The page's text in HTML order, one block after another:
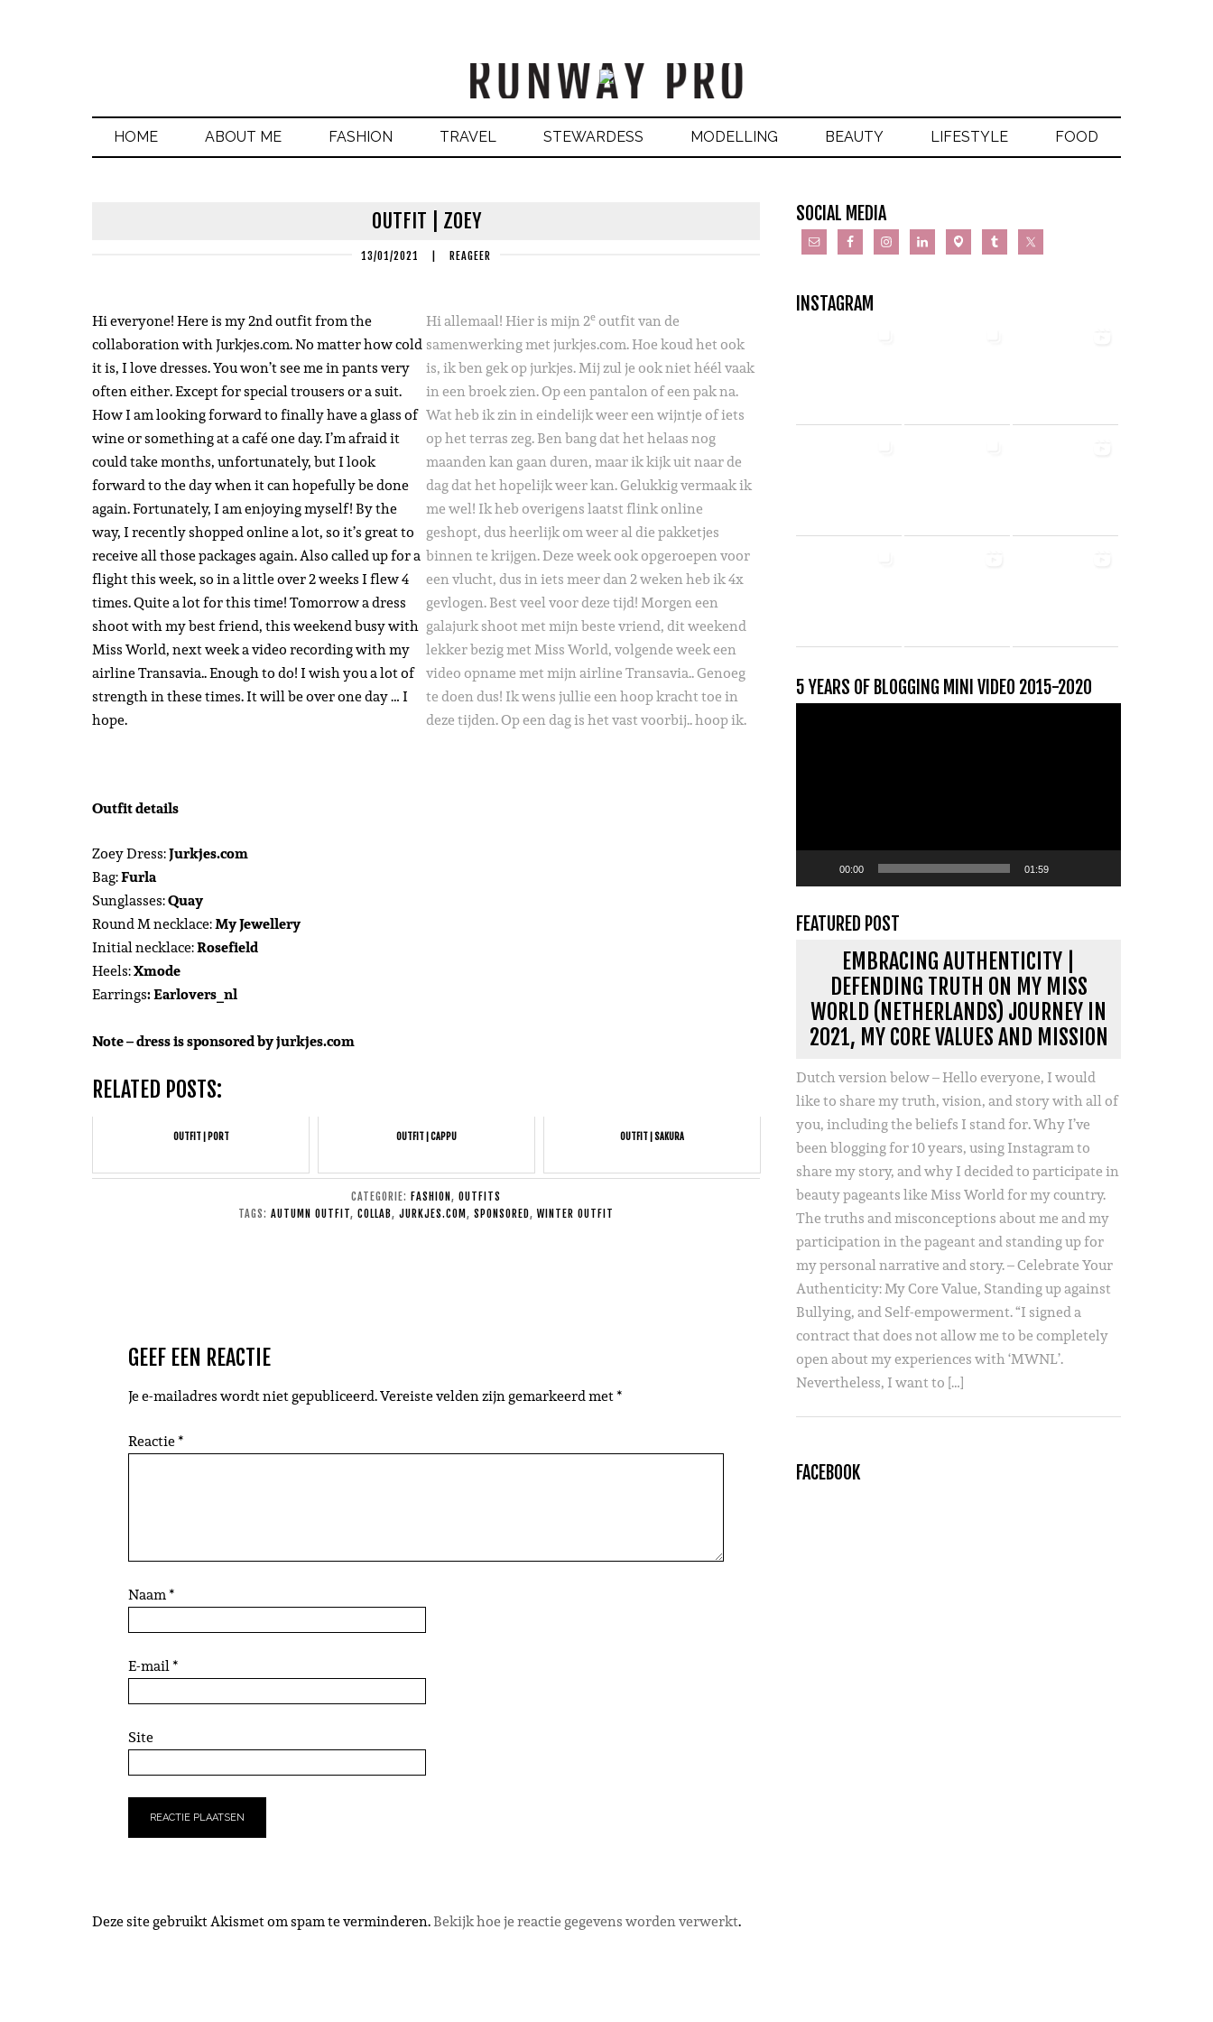
HOME ABOUT ME FASHION TRAVEL STEWARDESS MODELLING BEAUTY LIFESTYLE FOOD
OUTFIT | ZOEY
13/01/2021 REAGEER
Hi everyone!Here is my 2nd outfit from the
collaboration with Jurkjes.com.No matter how cold
it is, I love dresses.You won’t see me in pants very
often either.Except for special trousers or a suit.
How I am looking forward to finally have a glass of
wine or something at a café one day.I’m afraid it
could take months, unfortunately, but I look
forward to the day when it can hopefully be done
again.Fortunately, I am enjoying myself!By the
way, I recently shopped online a lot, so it’s great to
receive all those packages again.Also called up for a
flight this week, so in a little over 2 weeks I flew 4
times.Quite a lot for this time!Tomorrow a dress
shoot with my best friend, this weekend busy with
Miss World, next week a video recording with my
airline Transavia.. Enough to do!I wish you a lot of
strength in these times.It will be over one day … I
hope.
Hi allemaal! Hier is mijn 2e outfit van de
samenwerking met jurkjes.com. Hoe koud het ook
is, ik ben gek op jurkjes. Mij zul je ook niet héél vaak
in een broek zien. Op een pantalon of een pak na.
Wat heb ik zin in eindelijk weer een wijntje of iets
op het terras zeg. Ben bang dat het helaas nog
maanden kan gaan duren, maar ik kijk uit naar de
dag dat het hopelijk weer kan. Gelukkig vermaak ik
me wel! Ik heb overigens laatst flink online
geshopt, dus heerlijk om weer al die pakketjes
binnen te krijgen. Deze week ook opgeroepen voor
een vlucht, dus in iets meer dan 2 weken heb ik 4x
gevlogen. Best veel voor deze tijd! Morgen een
galajurk shoot met mijn beste vriend, dit weekend
lekker bezig met Miss World, volgende week een
video opname met mijn airline Transavia.. Genoeg
te doen dus! Ik wens jullie een hoop kracht toe in
deze tijden. Op een dag is het vast voorbij.. hoop ik.
Outfit details
Zoey Dress:Jurkjes.com
Bag:Furla
Sunglasses:Quay
Round M necklace:My Jewellery
Initial necklace:Rosefield
Heels:Xmode
Earrings: Earlovers_nl
Note – dress is sponsored by jurkjes.com
RELATED POSTS:
OUTFIT | PORT OUTFIT | CAPPU OUTFIT | SAKURA
CATEGORIE: FASHION , OUTFITS
TAGS: AUTUMN OUTFIT, COLLAB, JURKJES.COM , SPONSORED, WINTER OUTFIT
GEEF EEN REACTIE
Je e-mailadres wordt niet gepubliceerd.Vereiste velden zijn gemarkeerd met*
Reactie*
Naam*
E-mail*
Site
Deze site gebruikt Akismet om spam te verminderen.Bekijk hoe je reactie gegevens worden verwerkt.
SOCIAL MEDIA
INSTAGRAM
5 YEARS OF BLOGGING MINI VIDEO 2015-2020
00:00 01:59
FEATURED POST
EMBRACING AUTHENTICITY |
DEFENDING TRUTH ON MY MISS
WORLD (NETHERLANDS) JOURNEY IN
2021, MY CORE VALUES AND MISSION
Dutch version below – Hello everyone, I would
like to share my truth, vision, and story with all of
you, including the beliefs I stand for. Why I’ve
been blogging for 10 years, using Instagram to
share my story, and why I decided to participate in
beauty pageants like Miss World for my country.
The truths and misconceptions about me and my
participation in the pageant and standing up for
my personal narrative and story. – Celebrate Your
Authenticity: My Core Value, Standing up against
Bullying, and Self-empowerment. “I signed a
contract that does not allow me to be completely
open about my experiences with ‘MWNL’.
Nevertheless, I want to […]
FACEBOOK